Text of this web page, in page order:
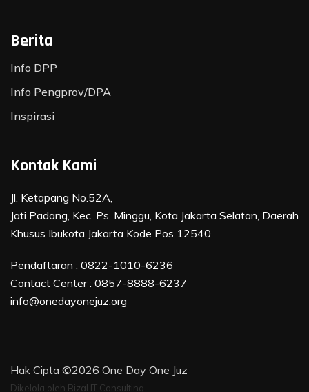
Berita
Info DPP
Info Pengprov/DPA
Inspirasi
Kontak Kami
Jl. Ketapang No.52A,
Jati Padang, Kec. Ps. Minggu, Kota Jakarta Selatan, Daerah
Khusus Ibukota Jakarta Kode Pos 12540
Pendaftaran : 0822-1010-6236
Contact Center : 0857-8888-6237
info@onedayonejuz.org
Hak Cipta ©2026 One Day One Juz
Dikelola oleh Rizal IT Consulting